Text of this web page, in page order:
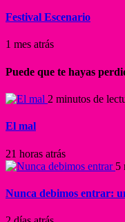
Festival Escenario
1 mes atrás
Puede que te hayas
2 minutos de
El mal
21 horas atrás
5
Nunca debimos entrar: